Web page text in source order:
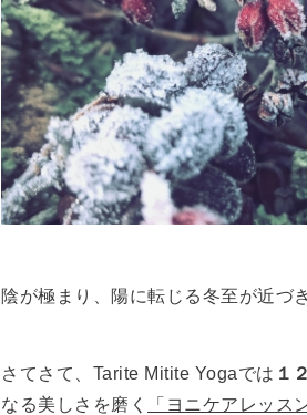
陰が極まり、陽に転じる冬至が近づ
さてさて、Tarite Mitite Yogaでは １
なる美しさを磨く
「ヨニケアレッス